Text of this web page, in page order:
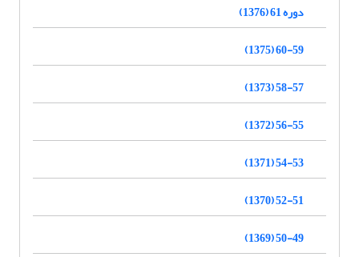
دوره 61 (1376)
60-59 (1375)
58-57 (1373)
56-55 (1372)
54-53 (1371)
52-51 (1370)
50-49 (1369)